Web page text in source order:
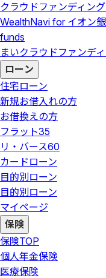
クラウドファンディング
WealthNavi for イオン
funds
まいクラウドファンデ
ローン
住宅ローン
新規お借入れの方
お借換えの方
フラット35
リ・バース60
カードローン
目的別ローン
目的別ローン
マイページ
保険
保険TOP
個人年金保険
医療保険